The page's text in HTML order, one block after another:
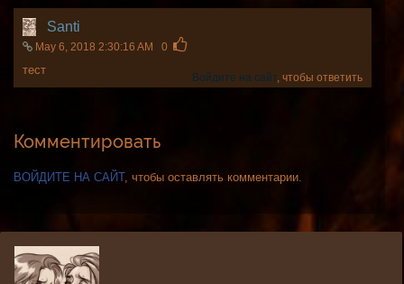
Santi
May 6, 2018 2:30:16 AM 0
тест
Войдите на сайт , чтобы ответить
Комментировать
ВОЙДИТЕ НА САЙТ, чтобы оставлять комментарии.